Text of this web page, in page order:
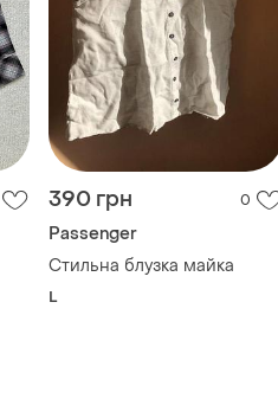
390 грн
Passenger
Стильна блузка майка
L